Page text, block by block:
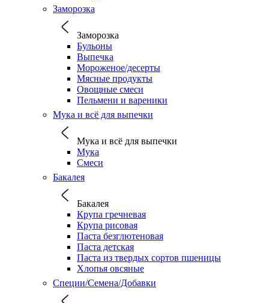
Заморозка
Заморозка
Бульоны
Выпечка
Мороженое/десерты
Мясные продукты
Овощные смеси
Пельмени и вареники
Мука и всё для выпечки
Мука и всё для выпечки
Мука
Смеси
Бакалея
Бакалея
Крупа гречневая
Крупа рисовая
Паста безглютеновая
Паста детская
Паста из твердых сортов пшеницы
Хлопья овсяные
Специи/Семена/Добавки